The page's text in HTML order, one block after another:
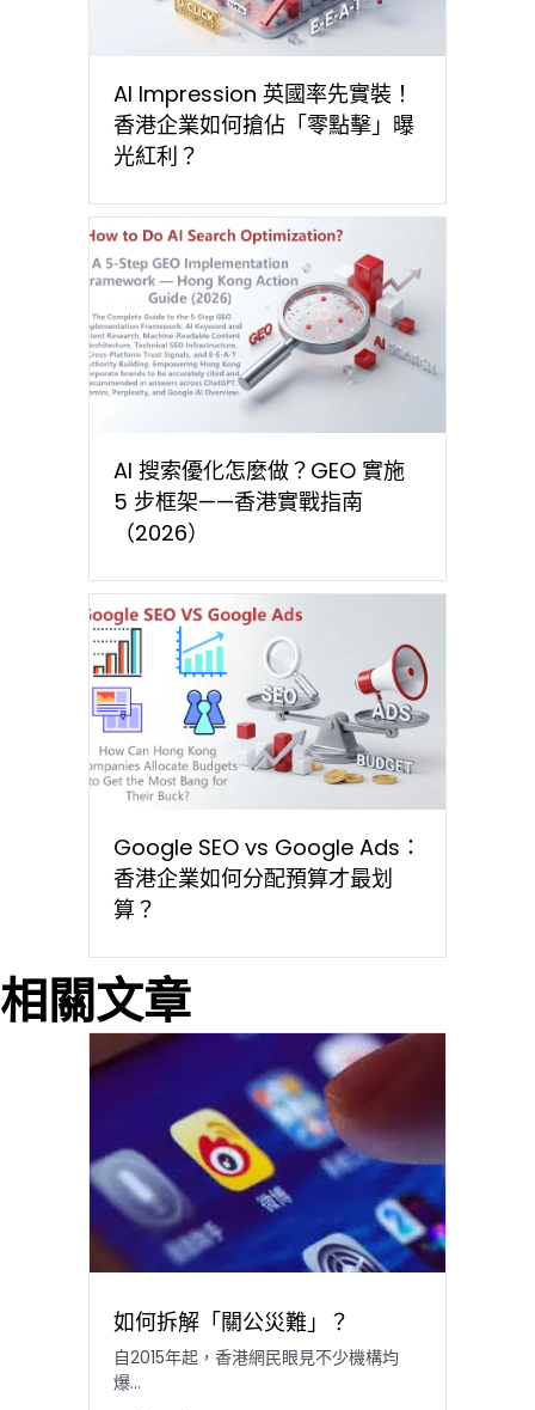
AI Impression 英國率先實裝！
香港企業如何搶佔「零點擊」曝
光紅利？
AI 搜索優化怎麼做？GEO 實施
5 步框架——香港實戰指南
（2026）
Google SEO vs Google Ads：
香港企業如何分配預算才最划
算？
相關文章
如何拆解「關公災難」？
自2015年起，香港網民眼見不少機構均
爆...